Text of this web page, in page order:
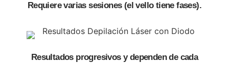
Requiere varias sesiones (el vello tiene fases).
Resultados progresivos y dependen de cada